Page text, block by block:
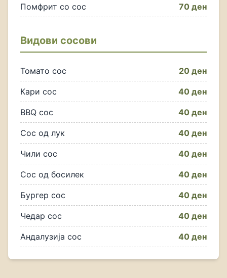
Помфрит со сос 70 ден
Видови сосови
Томато сос 20 ден
Кари сос 40 ден
BBQ сос 40 ден
Сос од лук 40 ден
Чили сос 40 ден
Сос од босилек 40 ден
Бургер сос 40 ден
Чедар сос 40 ден
Андалузија сос 40 ден